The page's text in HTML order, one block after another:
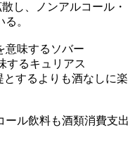
し、ノンアルコール・
。
意味するソバー
するキュリアス
とするよりも酒なしに楽
ール飲料も酒類消費支出